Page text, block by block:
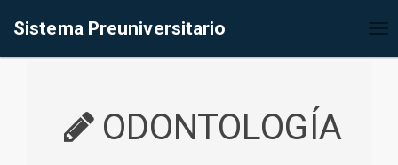
Sistema Preuniversitario
ODONTOLOGÍA